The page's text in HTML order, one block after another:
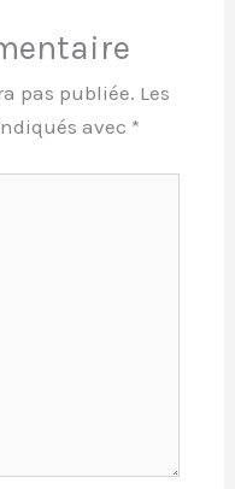
pas publiée. Les
avec *